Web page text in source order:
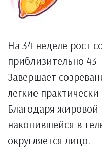
На 34 неделе рост
приблизительно
Завершает
легкие
Благодаря жировой
накопившейся в
округляется лицо.